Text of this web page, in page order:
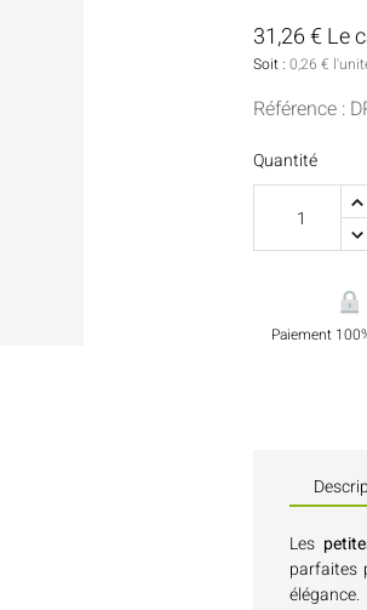
Nappes Et
Flacons Et
31,26 € Le
Soit : 0,26 €
Référence :
Quantité
Paiement
Les
parfaites
élégance.